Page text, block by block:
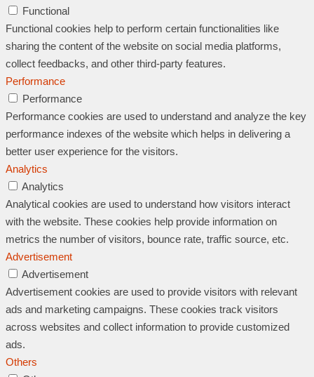
Functional
Functional cookies help to perform certain functionalities like
sharing the content of the website on social media platforms,
collect feedbacks, and other third-party features.
Performance
Performance
Performance cookies are used to understand and analyze the key
performance indexes of the website which helps in delivering a
better user experience for the visitors.
Analytics
Analytics
Analytical cookies are used to understand how visitors interact
with the website. These cookies help provide information on
metrics the number of visitors, bounce rate, traffic source, etc.
Advertisement
Advertisement
Advertisement cookies are used to provide visitors with relevant
ads and marketing campaigns. These cookies track visitors
across websites and collect information to provide customized
ads.
Others